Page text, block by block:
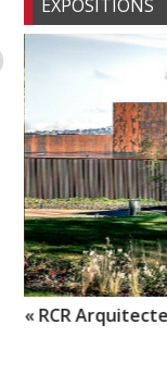
EXPOSITIONS
« RCR